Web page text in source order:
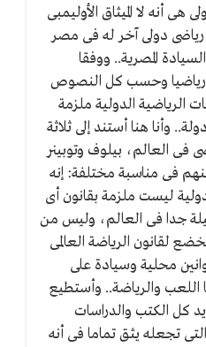
هى أنه لا الميثاق الأوليمبى
رياضى دولى آخر له فى مصر
المصرية.. ووفقا
ورياضيا وحسب كل النصوص
الرياضية الدولية ملزمة
وأنا هنا أستند إلى ثلاثة
فى العالم، بيلوف وتوبينر
فى مناسبة مختلفة: إنه
ليست ملزمة بقانون أى
جدا فى العالم، وليس من
لقانون الرياضة العالمى
محلية وسيادة على
اللعب والرياضة.. وأستطيع
كل الكتب والدراسات
التى تجعله يثق تماما فى أنه